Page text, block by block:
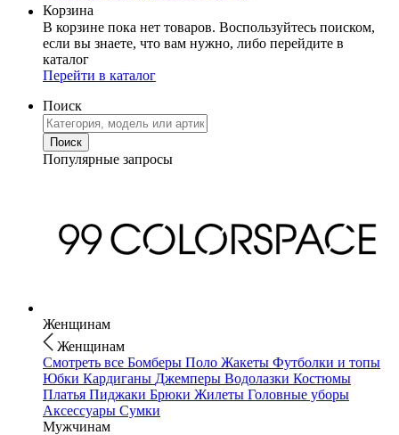
Корзина
В корзине пока нет товаров. Воспользуйтесь поиском,
если вы знаете, что вам нужно, либо перейдите в
каталог
Перейти в каталог
Поиск
Популярные запросы
Женщинам
Женщинам
Смотреть все Бомберы Поло Жакеты Футболки и топы
Юбки Кардиганы Джемперы Водолазки Костюмы
Платья Пиджаки Брюки Жилеты Головные уборы
Аксессуары Сумки
Мужчинам